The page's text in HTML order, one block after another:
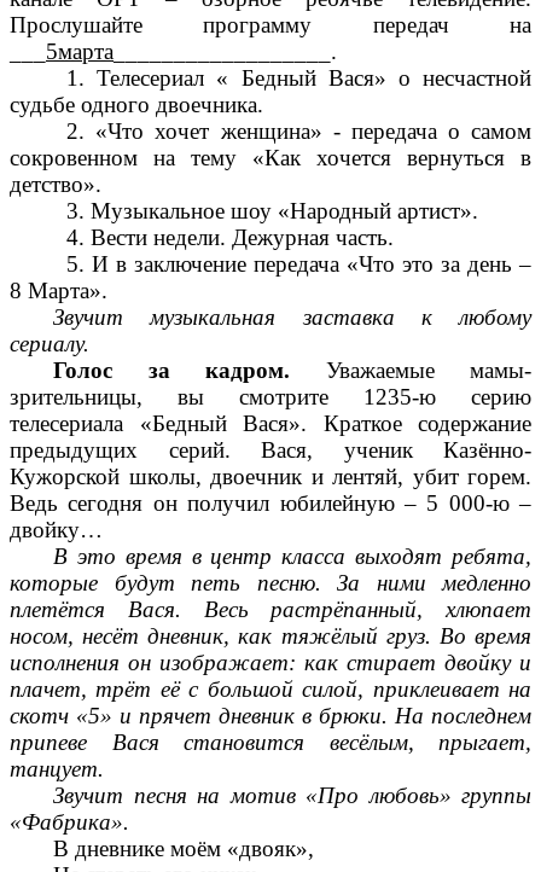
Прослушайте программу передач на
5марта __________________.
1. Телесериал « Бедный Вася» о несчастной
судьбе одного двоечника.
2. «Что хочет женщина» - передача о самом
сокровенном на тему «Как хочется вернуться в
детство».
3. Музыкальное шоу «Народный артист».
4. Вести недели. Дежурная часть.
5. И в заключение передача «Что это за день –
8 Марта».
Звучит музыкальная заставка к любому
сериалу.
Голос за кадром. Уважаемые мамы-
зрительницы, вы смотрите 1235-ю серию
телесериала «Бедный Вася». Краткое содержание
предыдущих серий. Вася, ученик Казённо-
Кужорской школы, двоечник и лентяй, убит горем.
Ведь сегодня он получил юбилейную – 5 000-ю –
двойку…
В это время в центр класса выходят ребята,
которые будут петь песню. За ними медленно
плетётся Вася. Весь растрёпанный, хлюпает
носом, несёт дневник, как тяжёлый груз. Во время
исполнения он изображает: как стирает двойку и
плачет, трёт её с большой силой, приклеивает на
скотч «5» и прячет дневник в брюки. На последнем
припеве Вася становится весёлым, прыгает,
танцует.
Звучит песня на мотив «Про любовь» группы
«Фабрика».
В дневнике моём «двояк»,